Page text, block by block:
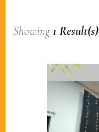
Showing1 Result(s)